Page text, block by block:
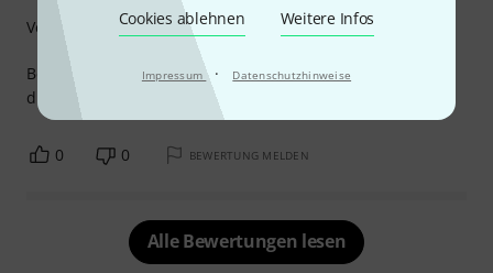
Cookies ablehnen Weitere Infos
Impressum · Datenschutzhinweise
Besonders wenn Sie eine Sitar mit Resonator haben, ist
dieses Kissen sehr praktisch und erleichtert die Lagerung.
Verarbeitung
0 0 BEWERTUNG MELDEN
Alle Bewertungen lesen